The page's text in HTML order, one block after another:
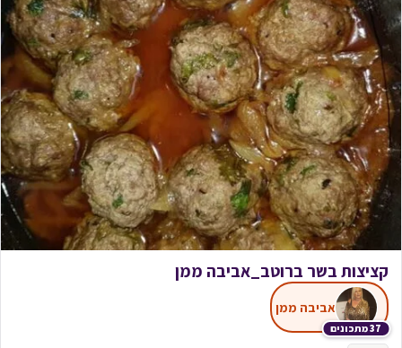
קציצות בשר ברוטב_אביבה ממן
37 מתכונים
אביבה ממן